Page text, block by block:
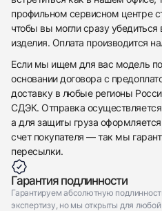
профильном сервисном центре
чтобы вы могли сразу убедиться
изделия. Оплата производится
Если мы ищем для вас модель
основании договора с
доставку в любые регионы
СДЭК. Отправка осуществляется
а для защиты груза оформляется
счет покупателя — так мы
пересылки.
Гарантия подлинности
Гарантируем абсолютную
экспертизу, но мы открыты для